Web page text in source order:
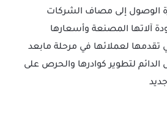
الوصول إلى مصاف الشركات
آلاتها المصنعة وأسعارها
تقدمها لعملائها في مرحلة مابعد
الدائم لتطوير كوادرها والحرص على